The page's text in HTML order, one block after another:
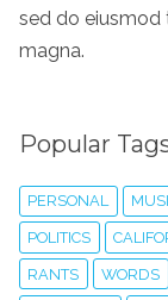
sed do
magna.
Popular
PERSONAL
POLITICS
RANTS WORDS